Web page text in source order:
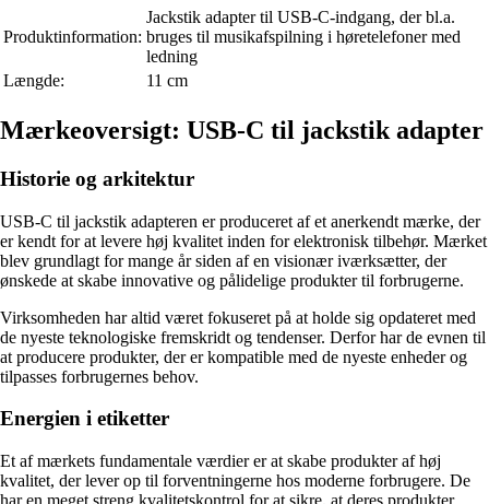
Produktinformation:
Jackstik adapter til USB-C-indgang, der bl.a.
bruges til musikafspilning i høretelefoner med
ledning
Længde:
11 cm
Mærkeoversigt: USB-C til jackstik adapter
Historie og arkitektur
USB-C til jackstik adapteren er produceret af et anerkendt mærke, der
er kendt for at levere høj kvalitet inden for elektronisk tilbehør. Mærket
blev grundlagt for mange år siden af en visionær iværksætter, der
ønskede at skabe innovative og pålidelige produkter til forbrugerne.
Virksomheden har altid været fokuseret på at holde sig opdateret med
de nyeste teknologiske fremskridt og tendenser. Derfor har de evnen til
at producere produkter, der er kompatible med de nyeste enheder og
tilpasses forbrugernes behov.
Energien i etiketter
Et af mærkets fundamentale værdier er at skabe produkter af høj
kvalitet, der lever op til forventningerne hos moderne forbrugere. De
har en meget streng kvalitetskontrol for at sikre, at deres produkter